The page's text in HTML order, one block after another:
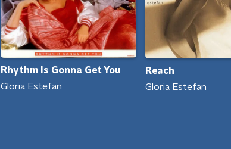
Rhythm Is Gonna Get You
Gloria Estefan
Reach
Gloria Estefan